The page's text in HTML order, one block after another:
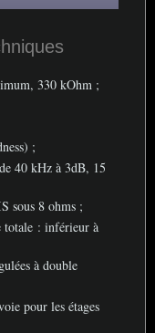
330 kOhm ;
;
40 kHz à 3dB, 15
sous 8 ohms ;
totale : inférieur à
à double
pour les étages